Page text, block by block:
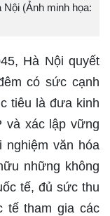
(Ảnh minh họa:
Hà Nội quyết
có sức cạnh
tiêu là đưa kinh
và xác lập vững
nghiệm văn hóa
những không
tế, đủ sức thu
tế tham gia các